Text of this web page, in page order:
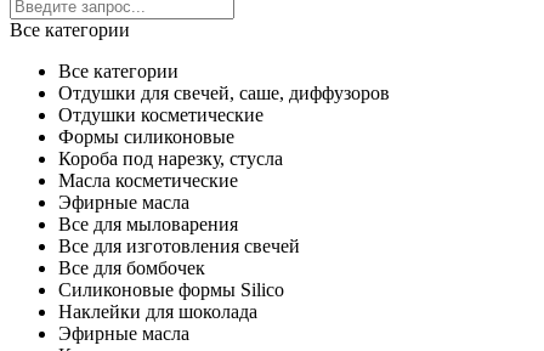
Все категории
Все категории
Отдушки для свечей, саше, диффузоров
Отдушки косметические
Формы силиконовые
Короба под нарезку, стусла
Масла косметические
Эфирные масла
Все для мыловарения
Все для изготовления свечей
Все для бомбочек
Силиконовые формы Silico
Наклейки для шоколада
Эфирные масла